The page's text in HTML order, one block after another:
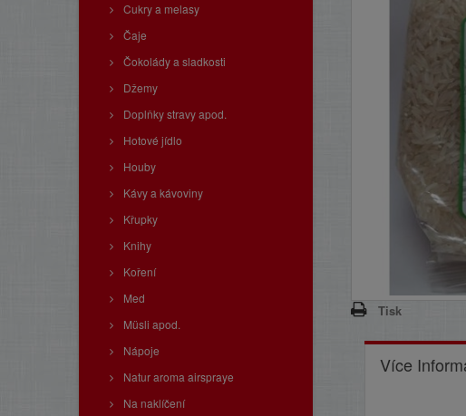
Cukry a melasy
Čaje
Čokolády a sladkosti
Džemy
Doplňky stravy apod.
Hotové jídlo
Houby
Kávy a kávoviny
Křupky
Knihy
Koření
Med
Müsli apod.
Nápoje
Natur aroma airspraye
Na naklíčení
Tisk
Více